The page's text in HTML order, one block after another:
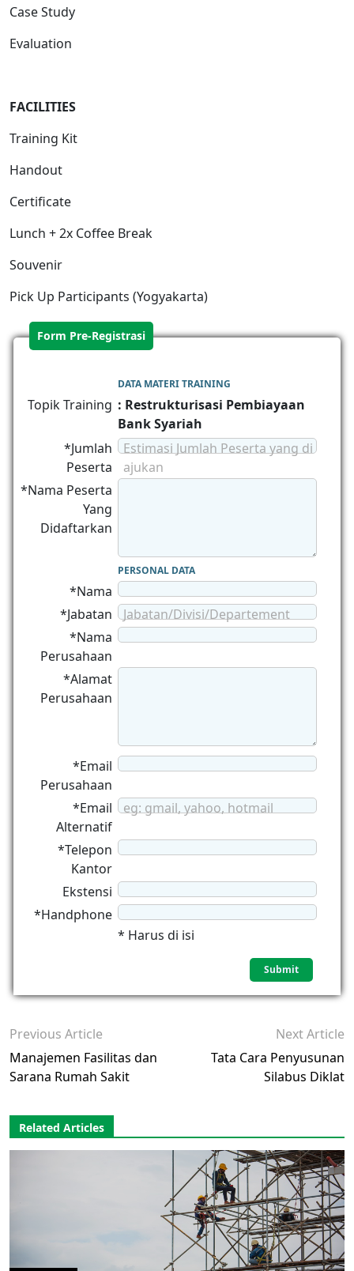
Case Study
Evaluation
FACILITIES
Training Kit
Handout
Certificate
Lunch + 2x Coffee Break
Souvenir
Pick Up Participants (Yogyakarta)
Form Pre-Registrasi
DATA MATERI TRAINING
Topik Training : Restrukturisasi Pembiayaan
Bank Syariah
*Jumlah
Peserta
Estimasi Jumlah Peserta yang di
ajukan
*Nama Peserta
Yang
Didaftarkan
PERSONAL DATA
*Nama
*Jabatan
Jabatan/Divisi/Departement
*Nama
Perusahaan
*Alamat
Perusahaan
*Email
Perusahaan
*Email
Alternatif
eg: gmail, yahoo, hotmail
*Telepon
Kantor
Ekstensi
*Handphone
* Harus di isi
Previous Article
Manajemen Fasilitas dan
Sarana Rumah Sakit
Next Article
Tata Cara Penyusunan
Silabus Diklat
Related Articles